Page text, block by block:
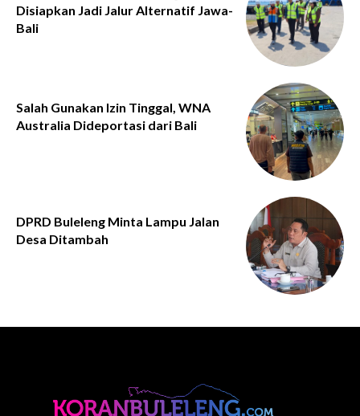
Disiapkan Jadi Jalur Alternatif Jawa-
Bali
Salah Gunakan Izin Tinggal, WNA
Australia Dideportasi dari Bali
DPRD Buleleng Minta Lampu Jalan
Desa Ditambah